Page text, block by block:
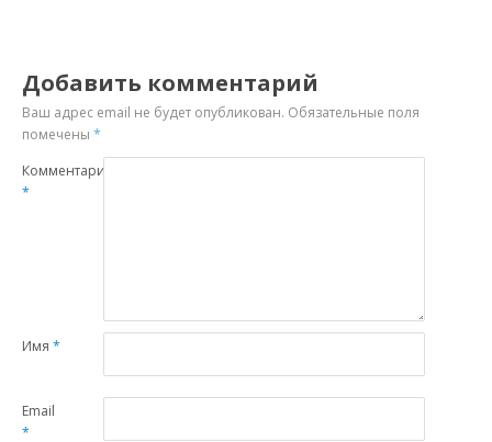
Добавить комментарий
Ваш адрес email не будет опубликован. Обязательные поля
помечены*
Комментарий
*
Имя*
Email
*